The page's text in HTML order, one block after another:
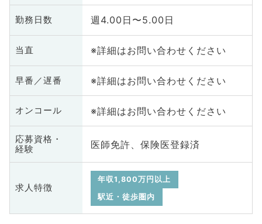
勤務日数 週4.00日〜5.00日
当直 ※詳細はお問い合わせください
早番／遅番 ※詳細はお問い合わせください
オンコール ※詳細はお問い合わせください
応募資格・
経験
医師免許、保険医登録済
求人特徴
年収1,800万円以上
駅近・徒歩圏内